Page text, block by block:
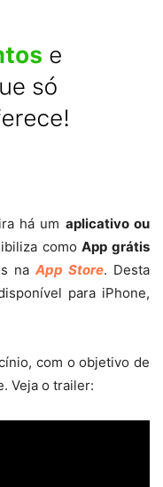
há um aplicativo ou
comoApp grátis
naApp Store. Desta
para iPhone,
com o objetivo de
Veja o trailer: